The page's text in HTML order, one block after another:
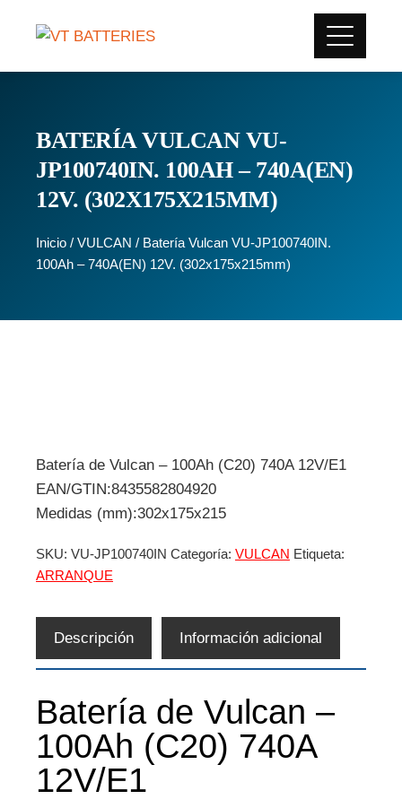
BATERÍA VULCAN VU-
JP100740IN. 100AH – 740A(EN)
12V. (302X175X215MM)
Inicio / VULCAN / Batería Vulcan VU-JP100740IN.
100Ah – 740A(EN) 12V. (302x175x215mm)
Batería de Vulcan – 100Ah (C20) 740A 12V/E1
EAN/GTIN:8435582804920
Medidas (mm):302x175x215
SKU: VU-JP100740IN Categoría: VULCAN Etiqueta:
ARRANQUE
Descripción Información adicional
Batería de Vulcan –
100Ah (C20) 740A
12V/E1